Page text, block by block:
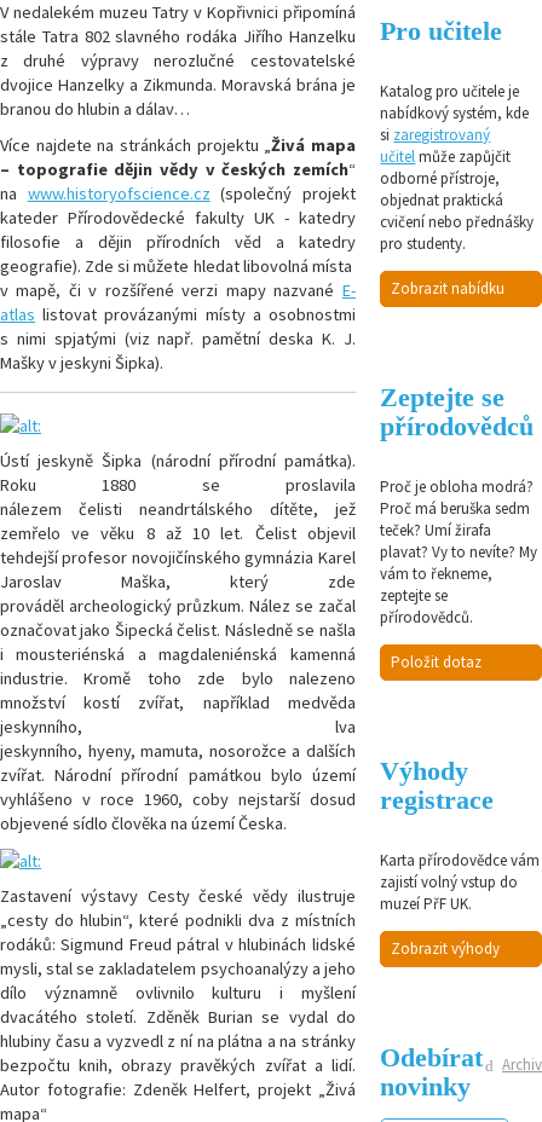
V nedalekém muzeu Tatry v Kopřivnici připomíná
stále Tatra 802 slavného rodáka Jiřího Hanzelku
z druhé výpravy nerozlučné cestovatelské
dvojice Hanzelky a Zikmunda. Moravská brána je
branou do hlubin a dálav…
Více najdete na stránkách projektu „Živá mapa
– topografie dějin vědy v českých zemích“
na www.historyofscience.cz (společný projekt
kateder Přírodovědecké fakulty UK - katedry
filosofie a dějin přírodních věd a katedry
geografie). Zde si můžete hledat libovolná místa
v mapě, či v rozšířené verzi mapy nazvané E-
atlas listovat provázanými místy a osobnostmi
s nimi spjatými (viz např. pamětní deska K. J.
Mašky v jeskyni Šipka).
Ústí jeskyně Šipka (národní přírodní památka).
Roku 1880 se proslavila
nálezem čelisti neandrtálského dítěte, jež
zemřelo ve věku 8 až 10 let. Čelist objevil
tehdejší profesor novojičínského gymnázia Karel
Jaroslav Maška, který zde
prováděl archeologický průzkum. Nález se začal
označovat jako Šipecká čelist. Následně se našla
i mousteriénská a magdaleniénská kamenná
industrie. Kromě toho zde bylo nalezeno
množství kostí zvířat, například medvěda
jeskynního, lva
jeskynního, hyeny, mamuta, nosorožce a dalších
zvířat. Národní přírodní památkou bylo území
vyhlášeno v roce 1960, coby nejstarší dosud
objevené sídlo člověka na území Česka.
Zastavení výstavy Cesty české vědy ilustruje
„cesty do hlubin“, které podnikli dva z místních
rodáků: Sigmund Freud pátral v hlubinách lidské
mysli, stal se zakladatelem psychoanalýzy a jeho
dílo významně ovlivnilo kulturu i myšlení
dvacátého století. Zděněk Burian se vydal do
hlubiny času a vyzvedl z ní na plátna a na stránky
bezpočtu knih, obrazy pravěkých zvířat a lidí.
Autor fotografie: Zdeněk Helfert, projekt „Živá
mapa“
Pro učitele
Katalog pro učitele je
nabídkový systém, kde
si zaregistrovaný
učitelmůže zapůjčit
odborné přístroje,
objednat praktická
cvičení nebo přednášky
pro studenty.
Zobrazit nabídku
Zeptejte se
přírodovědců
Proč je obloha modrá?
Proč má beruška sedm
teček? Umí žirafa
plavat? Vy to nevíte? My
vám to řekneme,
zeptejte se
přírodovědců.
Položit dotaz
Výhody
registrace
Karta přírodovědce vám
zajistí volný vstup do
muzeí PřF UK.
Zobrazit výhody
Archiv
Odebírat
novinky